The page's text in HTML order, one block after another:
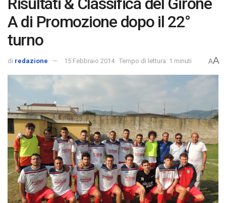
A di Promozione dopo il 22°
turno
di redazione 15 Febbraio 2014 Tempo di lettura: 1 minuti AA